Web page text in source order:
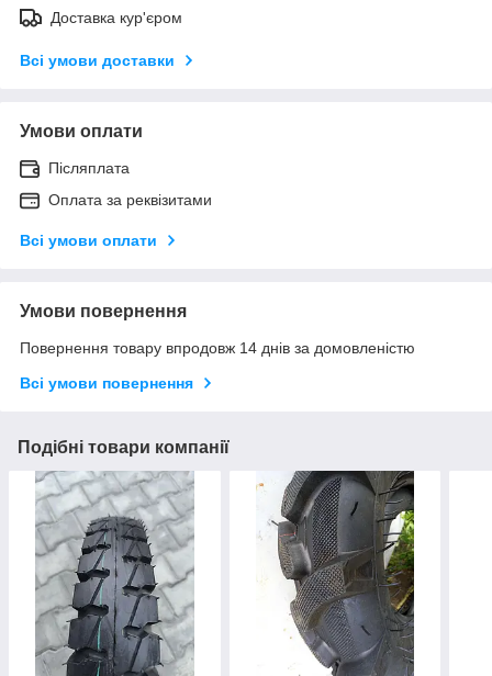
Доставка кур'єром
Всі умови доставки
Умови оплати
Післяплата
Оплата за реквізитами
Всі умови оплати
Умови повернення
Повернення товару впродовж 14 днів за домовленістю
Всі умови повернення
Подібні товари компанії